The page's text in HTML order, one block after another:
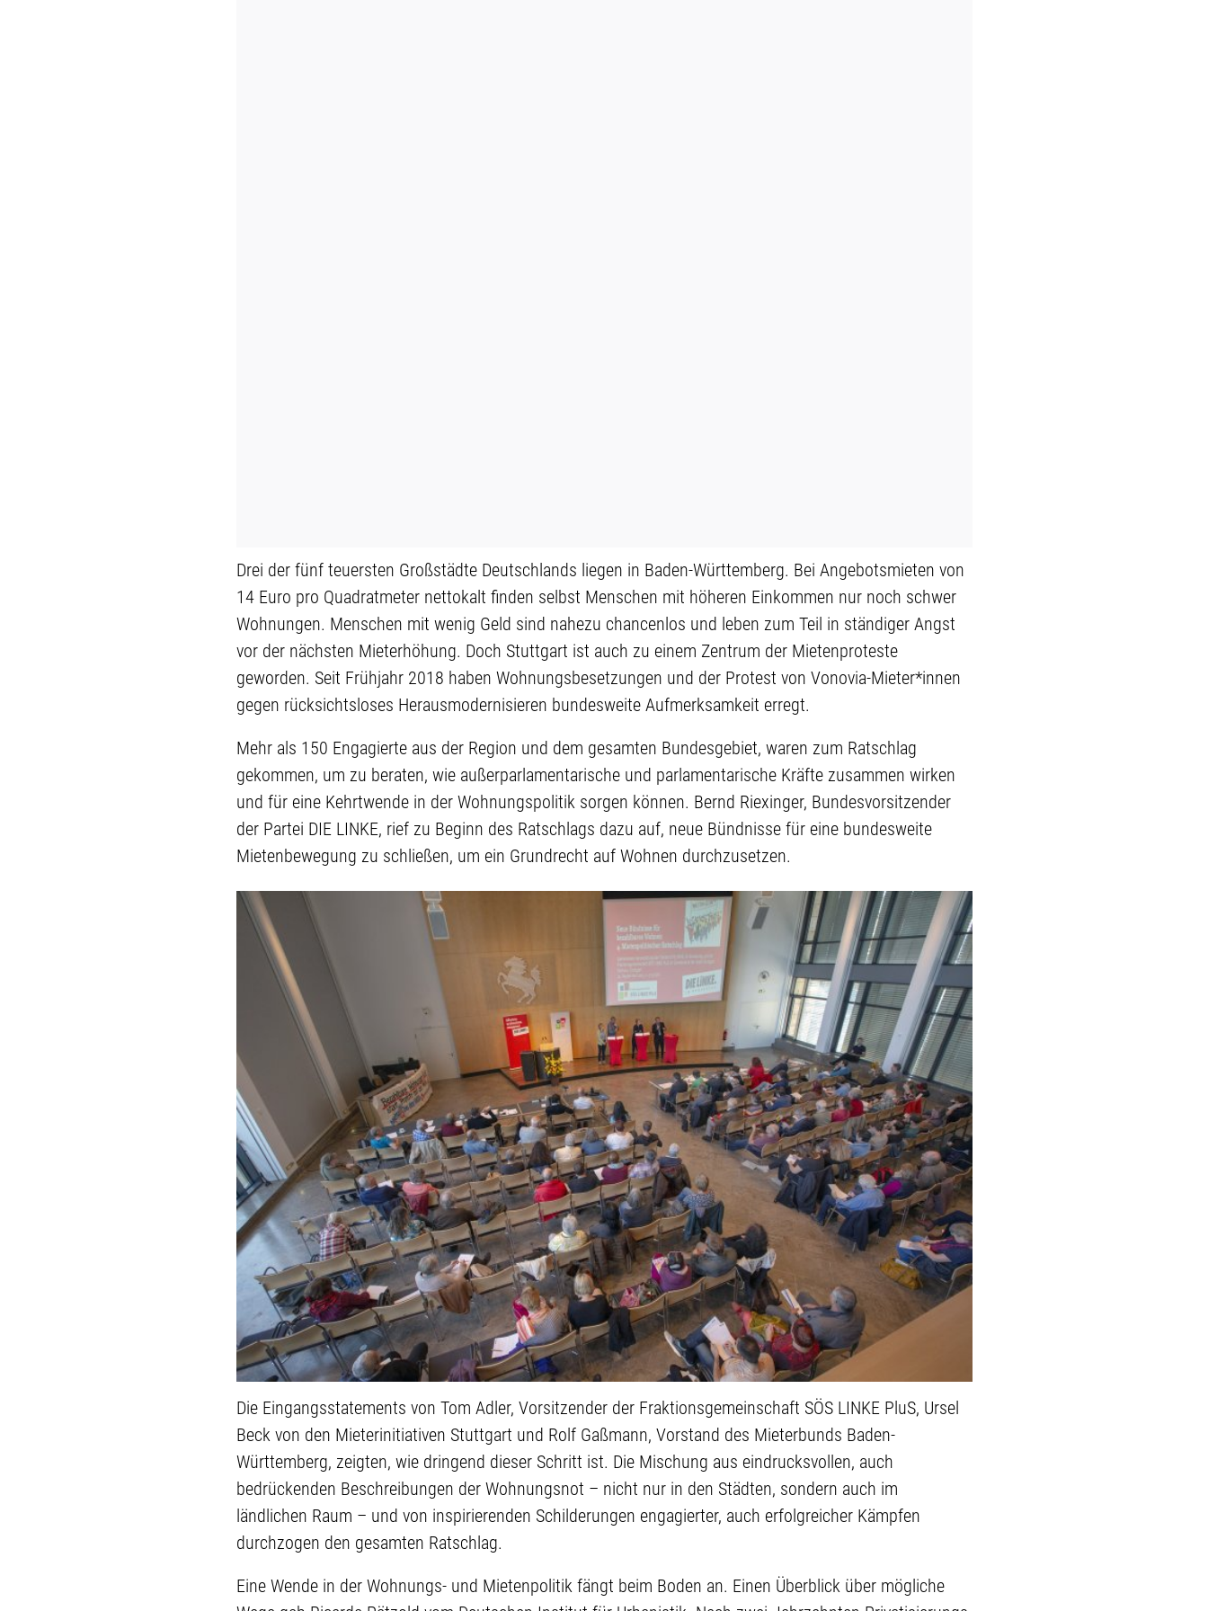
Drei der fünf teuersten Großstädte Deutschlands liegen in Baden-Württemberg. Bei Angebotsmieten von
14 Euro pro Quadratmeter nettokalt finden selbst Menschen mit höheren Einkommen nur noch schwer
Wohnungen. Menschen mit wenig Geld sind nahezu chancenlos und leben zum Teil in ständiger Angst
vor der nächsten Mieterhöhung. Doch Stuttgart ist auch zu einem Zentrum der Mietenproteste
geworden. Seit Frühjahr 2018 haben Wohnungsbesetzungen und der Protest von Vonovia-Mieter*innen
gegen rücksichtsloses Herausmodernisieren bundesweite Aufmerksamkeit erregt.
Mehr als 150 Engagierte aus der Region und dem gesamten Bundesgebiet, waren zum Ratschlag
gekommen, um zu beraten, wie außerparlamentarische und parlamentarische Kräfte zusammen wirken
und für eine Kehrtwende in der Wohnungspolitik sorgen können. Bernd Riexinger, Bundesvorsitzender
der Partei DIE LINKE, rief zu Beginn des Ratschlags dazu auf, neue Bündnisse für eine bundesweite
Mietenbewegung zu schließen, um ein Grundrecht auf Wohnen durchzusetzen.
Die Eingangsstatements von Tom Adler, Vorsitzender der Fraktionsgemeinschaft SÖS LINKE PluS, Ursel
Beck von den Mieterinitiativen Stuttgart und Rolf Gaßmann, Vorstand des Mieterbunds Baden-
Württemberg, zeigten, wie dringend dieser Schritt ist. Die Mischung aus eindrucksvollen, auch
bedrückenden Beschreibungen der Wohnungsnot – nicht nur in den Städten, sondern auch im
ländlichen Raum – und von inspirierenden Schilderungen engagierter, auch erfolgreicher Kämpfen
durchzogen den gesamten Ratschlag.
Eine Wende in der Wohnungs- und Mietenpolitik fängt beim Boden an. Einen Überblick über mögliche